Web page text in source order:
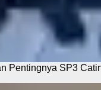
Pentingnya SP3